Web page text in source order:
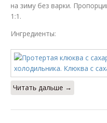
на зиму без варки.
1:1.
Ингредиенты:
Читать дальше →